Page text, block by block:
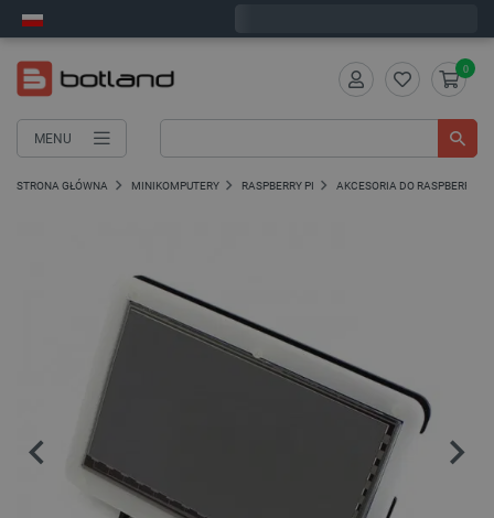
MENU
0
STRONA GŁÓWNA MINIKOMPUTERY RASPBERRY PI AKCESORIA DO RASPBERRY PI